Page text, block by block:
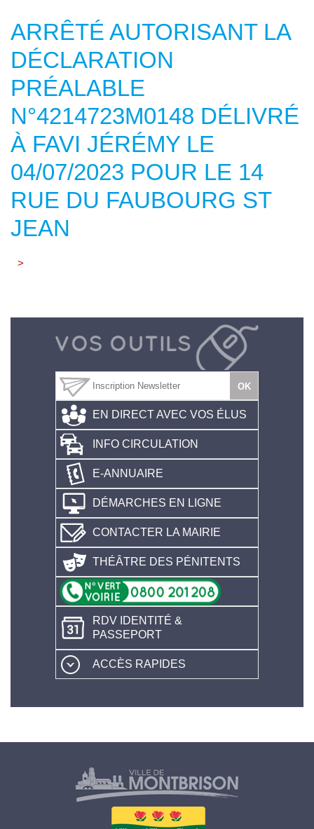
ARRÊTÉ AUTORISANT LA
DÉCLARATION
PRÉALABLE
N°4214723M0148 DÉLIVRÉ
À FAVI JÉRÉMY LE
04/07/2023 POUR LE 14
RUE DU FAUBOURG ST
JEAN
>
EN DIRECT AVEC VOS ÉLUS
INFO CIRCULATION
E-ANNUAIRE
DÉMARCHES EN LIGNE
CONTACTER LA MAIRIE
THÉÂTRE DES PÉNITENTS
RDV IDENTITÉ &
PASSEPORT
ACCÈS RAPIDES